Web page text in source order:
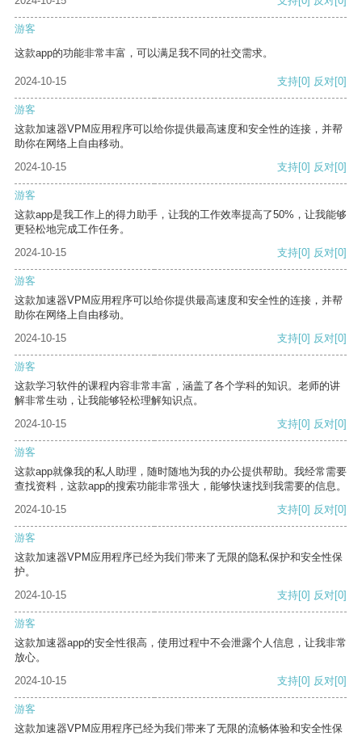
游客
这款app的功能非常丰富，可以满足我不同的社交需求。
2024-10-15 支持[0] 反对[0]
游客
这款加速器VPM应用程序可以给你提供最高速度和安全性的连接，并帮
助你在网络上自由移动。
2024-10-15
支持[0] 反对[0]
游客
这款app是我工作上的得力助手，让我的工作效率提高了50%，让我能够
更轻松地完成工作任务。
2024-10-15
支持[0] 反对[0]
游客
这款加速器VPM应用程序可以给你提供最高速度和安全性的连接，并帮
助你在网络上自由移动。
2024-10-15
支持[0] 反对[0]
游客
这款学习软件的课程内容非常丰富，涵盖了各个学科的知识。老师的讲
解非常生动，让我能够轻松理解知识点。
2024-10-15
支持[0] 反对[0]
游客
这款app就像我的私人助理，随时随地为我的办公提供帮助。我经常需要
查找资料，这款app的搜索功能非常强大，能够快速找到我需要的信息。
2024-10-15
支持[0] 反对[0]
游客
这款加速器VPM应用程序已经为我们带来了无限的隐私保护和安全性保
护。
2024-10-15
支持[0] 反对[0]
游客
这款加速器app的安全性很高，使用过程中不会泄露个人信息，让我非常
放心。
2024-10-15
支持[0] 反对[0]
游客
这款加速器VPM应用程序已经为我们带来了无限的流畅体验和安全性保